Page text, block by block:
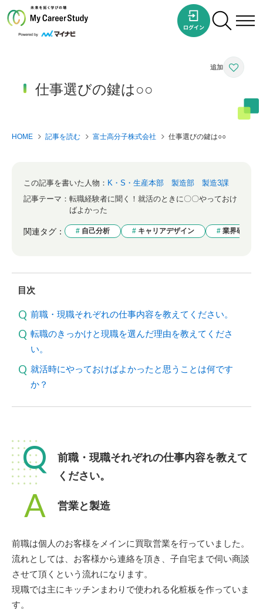
仕事選びの鍵は○○
HOME 記事を読む 富士高分子株式会社 仕事選びの鍵は○○
この記事を書いた人物： K・S・生産本部 製造部 製造3課
記事テーマ： 転職経験者に聞く！就活のときに〇〇やっておけ
ばよかった
関連タグ： 自己分析 キャリアデザイン 業界研究
目次
前職・現職それぞれの仕事内容を教えてください。
転職のきっかけと現職を選んだ理由を教えてくださ
い。
就活時にやっておけばよかったと思うことは何です
か？
Q
前職・現職それぞれの仕事内容を教えて
ください。
A 営業と製造
前職は個人のお客様をメインに買取営業を行っていました。
流れとしては、お客様から連絡を頂き、子自宅まで伺い商談
させて頂くという流れになります。
現職では主にキッチンまわりで使われる化粧板を作っていま
す。